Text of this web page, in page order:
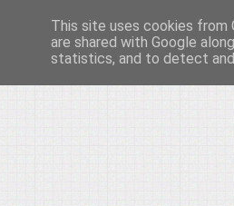
Το μεγαλείο
Είμαστε πάντα εδώ για
This site uses cookies from
are shared with Google
statistics, and to detect and